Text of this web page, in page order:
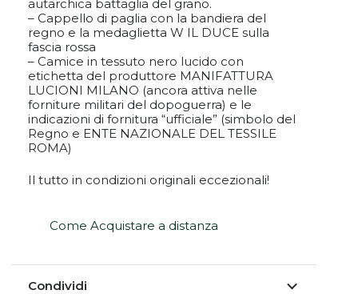
autarchica battaglia del grano.
– Cappello di paglia con la bandiera del
regno e la medaglietta W IL DUCE sulla
fascia rossa
– Camice in tessuto nero lucido con
etichetta del produttore MANIFATTURA
LUCIONI MILANO (ancora attiva nelle
forniture militari del dopoguerra) e le
indicazioni di fornitura “ufficiale” (simbolo del
Regno e ENTE NAZIONALE DEL TESSILE
ROMA)
Il tutto in condizioni originali eccezionali!
Come Acquistare a distanza
Condividi